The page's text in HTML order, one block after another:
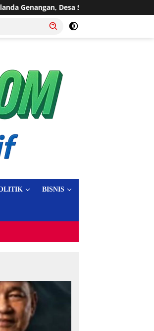
Pembangunan Saluran Irigasi
BISNIS